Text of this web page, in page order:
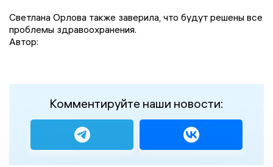
Светлана Орлова также заверила, что будут решены все
проблемы здравоохранения.
Автор:
Комментируйте наши новости: